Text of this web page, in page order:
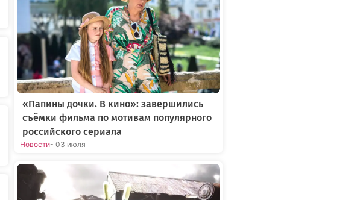
«Папины дочки. В кино»: завершились
съёмки фильма по мотивам популярного
российского сериала
Новости- 03 июля